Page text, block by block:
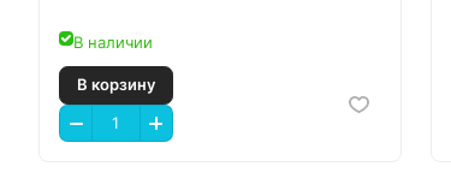
В наличии